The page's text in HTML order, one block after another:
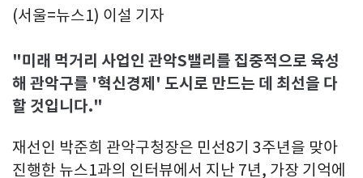
(서울=뉴스1) 이설 기자
"미래 먹거리 사업인 관악S밸리를 집중적으로 육성
해 관악구를 '혁신경제' 도시로 만드는 데 최선을 다
할 것입니다."
재선인 박준희 관악구청장은 민선8기 3주년을 맞아
진행한 뉴스1과의 인터뷰에서 지난 7년, 가장 기억에